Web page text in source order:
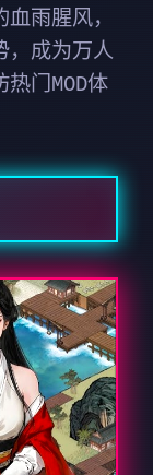
雨腥风，
，成为万人
门MOD体